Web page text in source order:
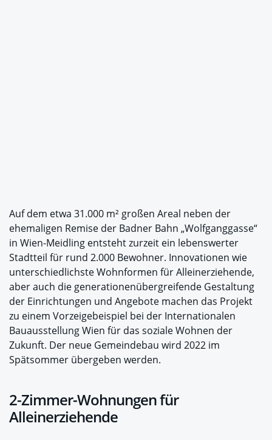
Auf dem etwa 31.000 m² großen Areal neben der
ehemaligen Remise der Badner Bahn „Wolfganggasse“
in Wien-Meidling entsteht zurzeit ein lebenswerter
Stadtteil für rund 2.000 Bewohner. Innovationen wie
unterschiedlichste Wohnformen für Alleinerziehende,
aber auch die generationenübergreifende Gestaltung
der Einrichtungen und Angebote machen das Projekt
zu einem Vorzeigebeispiel bei der Internationalen
Bauausstellung Wien für das soziale Wohnen der
Zukunft. Der neue Gemeindebau wird 2022 im
Spätsommer übergeben werden.
2-Zimmer-Wohnungen für
Alleinerziehende